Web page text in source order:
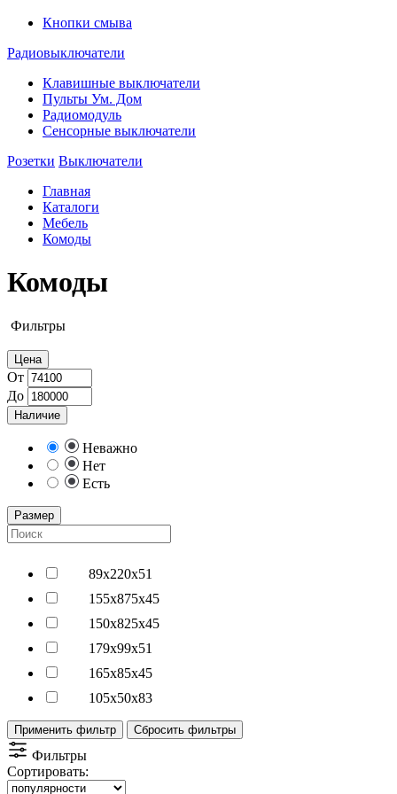
Кнопки смыва
Радиовыключатели
Клавишные выключатели
Пульты Ум. Дом
Радиомодуль
Сенсорные выключатели
Розетки Выключатели
Главная
Каталоги
Мебель
Комоды
Комоды
Фильтры
Цена
От
До
Наличие
Неважно
Нет
Есть
Размер
89х220х51
155х875х45
150х825х45
179х99х51
165х85х45
105х50х83
Применить фильтр Сбросить фильтры
Фильтры
Сортировать: